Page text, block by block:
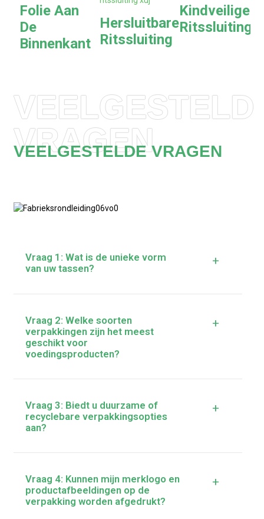
Folie Aan
De
Binnenkant
Hersluitbare
Ritssluiting
Kindveilige
Ritssluiting
VEELGESTELDE VRAGEN
VRAGEN
Vraag 1: Wat is de unieke vorm
van uw tassen?
+
Vraag 2: Welke soorten
verpakkingen zijn het meest
geschikt voor
voedingsproducten?
+
Vraag 3: Biedt u duurzame of
recyclebare verpakkingsopties
aan?
+
Vraag 4: Kunnen mijn merklogo en
productafbeeldingen op de
verpakking worden afgedrukt?
+